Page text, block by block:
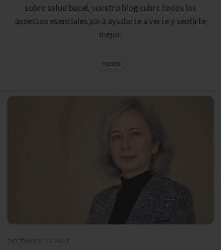
sobre salud bucal, nuestro blog cubre todos los
aspectos esenciales para ayudarte a verte y sentirte
mejor.
TODOS